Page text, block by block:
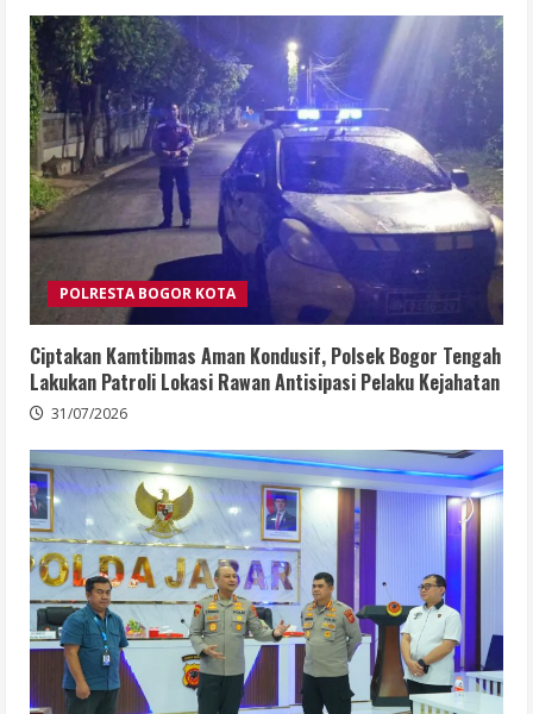
POLRESTA BOGOR KOTA
Ciptakan Kamtibmas Aman Kondusif, Polsek Bogor Tengah
Lakukan Patroli Lokasi Rawan Antisipasi Pelaku Kejahatan
31/07/2026